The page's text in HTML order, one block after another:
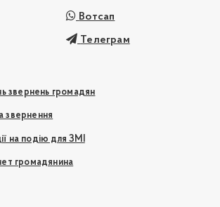
Вотсап
Телеграм
звернень громадян
звернення
на подію для ЗМІ
громадянина